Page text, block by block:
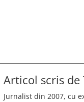
Articol scris de
Jurnalist din 2007, cu